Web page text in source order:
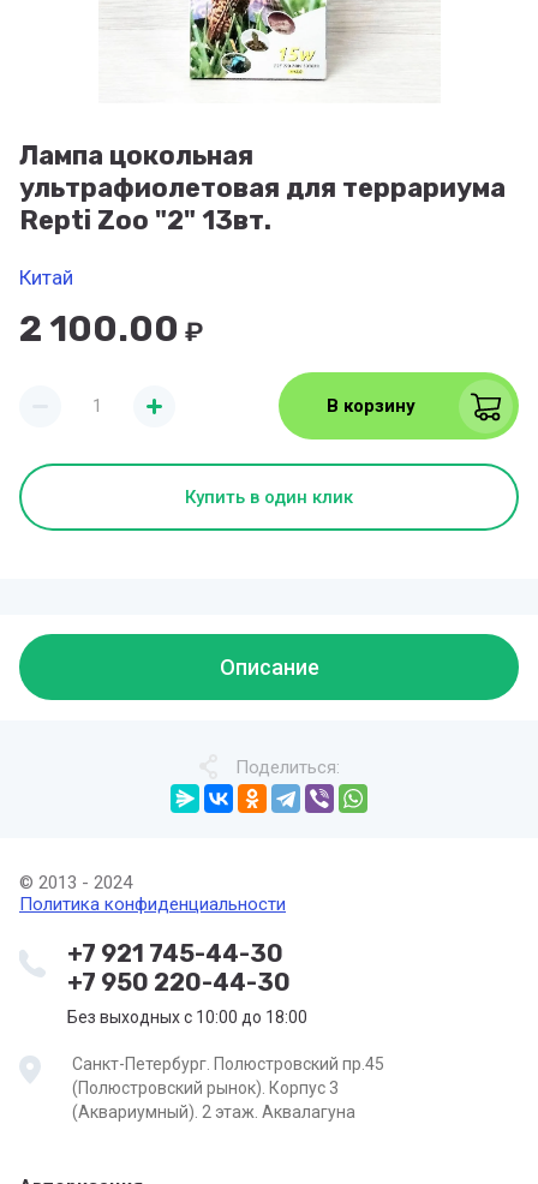
Лампа цокольная
ультрафиолетовая для террариума
Repti Zoo "2" 13вт.
Китай
2 100.00 ₽
В корзину
Купить в один клик
Описание
Поделиться:
© 2013 - 2024
Политика конфиденциальности
+7 921 745-44-30
+7 950 220-44-30
Без выходных с 10:00 до 18:00
Санкт-Петербург. Полюстровский пр.45
(Полюстровский рынок). Корпус 3
(Аквариумный). 2 этаж. Аквалагуна